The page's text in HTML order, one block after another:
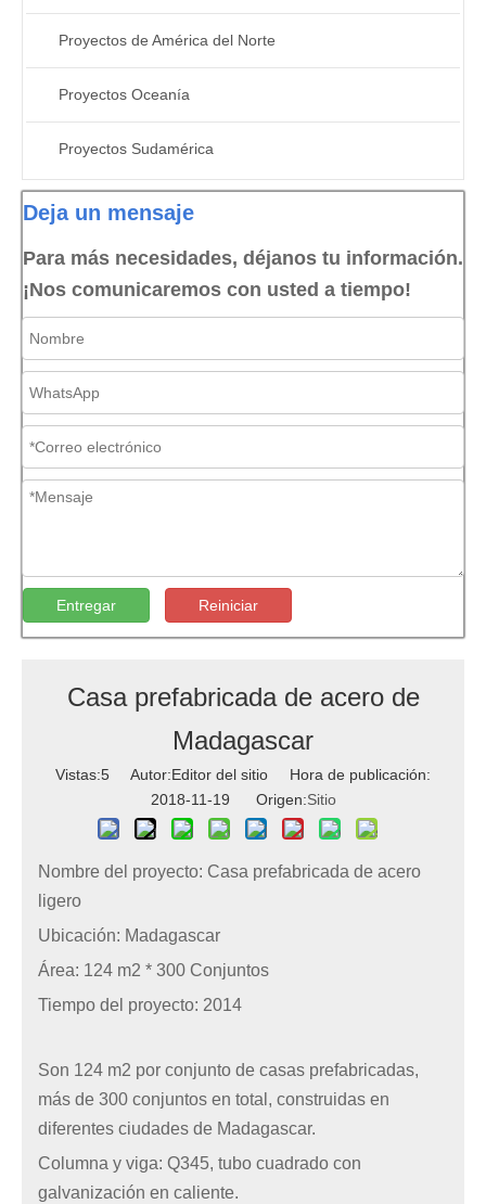
Proyectos de América del Norte
Proyectos Oceanía
Proyectos Sudamérica
Deja un mensaje
Para más necesidades, déjanos tu información.
¡Nos comunicaremos con usted a tiempo!
Entregar Reiniciar
Casa prefabricada de acero de
Madagascar
Vistas:5 Autor:Editor del sitio Hora de publicación:
2018-11-19 Origen:Sitio
Nombre del proyecto: Casa prefabricada de acero
ligero
Ubicación: Madagascar
Área: 124 m2 * 300 Conjuntos
Tiempo del proyecto: 2014
Son 124 m2 por conjunto de casas prefabricadas,
más de 300 conjuntos en total, construidas en
diferentes ciudades de Madagascar.
Columna y viga: Q345, tubo cuadrado con
galvanización en caliente.